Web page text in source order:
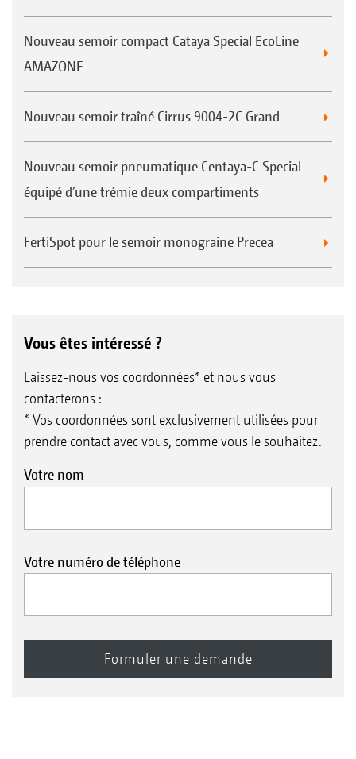
Nouveau semoir compact Cataya Special EcoLine
AMAZONE
Nouveau semoir traîné Cirrus 9004-2C Grand
Nouveau semoir pneumatique Centaya-C Special
équipé d’une trémie deux compartiments
FertiSpot pour le semoir monograine Precea
Vous êtes intéressé ?
Laissez-nous vos coordonnées* et nous vous
contacterons :
* Vos coordonnées sont exclusivement utilisées pour
prendre contact avec vous, comme vous le souhaitez.
Votre nom
Votre numéro de téléphone